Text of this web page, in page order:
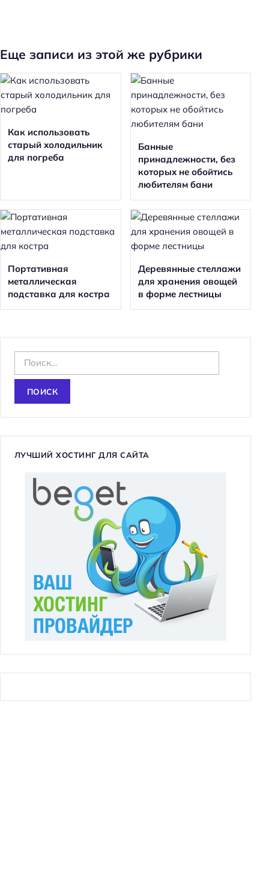
Еще записи из этой же рубрики
Как использовать
старый холодильник
для погреба
Банные
принадлежности, без
которых не обойтись
любителям бани
Портативная
металлическая
подставка для костра
Деревянные стеллажи
для хранения овощей
в форме лестницы
а
и
ЛУЧШИЙ ХОСТИНГ ДЛЯ САЙТА